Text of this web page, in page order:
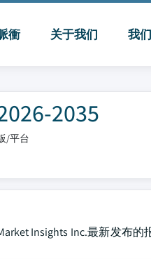
衝 关于我们 我
2035
/平台
Insights Inc.最新发布